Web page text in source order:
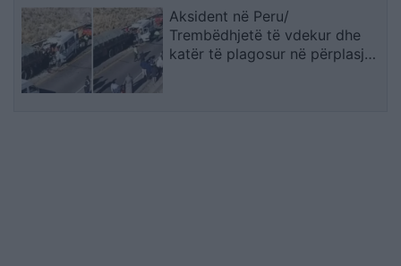
Aksident në Peru/
Trembëdhjetë të vdekur dhe
katër të plagosur në përplasjen